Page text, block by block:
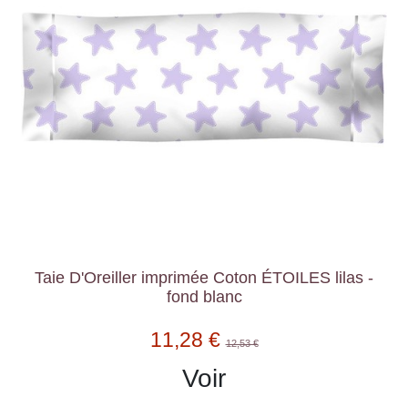
Taie D'Oreiller imprimée Coton ÉTOILES lilas -
fond blanc
11,28 €12,53 €
Voir